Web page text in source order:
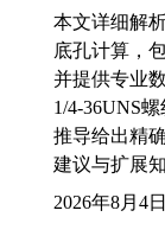
本文详细解
底孔计算，
并提供专业
1/4-36UNS
推导给出精
建议与扩展知
2026年8月4日